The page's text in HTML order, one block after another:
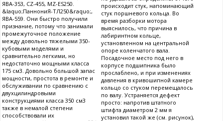
ЯВА-353, CZ-455, MZ-ES250.
&laquo;ПаннониЯ-ТЛ250&raquo;,
ЯВА-559. Они быстро получили
признание, потому что занимали
промежуточное положение
между довольно тяжелыми 350-
кубовыми моделями и
сравнительно легкими, но
недостаточно мощными класса
175 см3. Довольно большой запас
мощности, простота в ремонте и
обслуживании по сравнению с
двухцилиндровыми
конструкциями класса 350 см3
также в немалой степени
способствовали их
происходит стук, напоминающий
стук поршневого кольца. Во
время разборки мотора
выяснилось, что причина в
лабиринтном кольце,
установленном на центральной
опоре коленчатого вала.
Посадочное место под него в
корпусе подшипника было
прослаблено, и при изменениях
давления в кривошипной камере
кольцо со стуком перемещалось
по валу. Устраняется дефект
просто: напротив штатного
штифта диаметром 2 мм я
установил такой же (см. рисунок),